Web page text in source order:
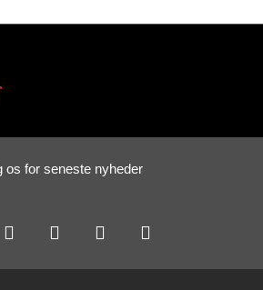
os for seneste nyheder